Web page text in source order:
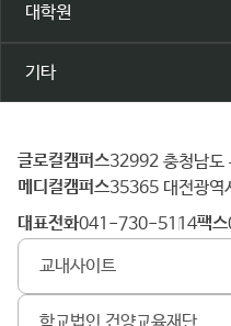
대학원
기타
건
양
대
학
글로컬캠퍼스 32992 충청남
메디컬캠퍼스 35365 대전광
대표전화 041-730-5114 팩스
교내사이트